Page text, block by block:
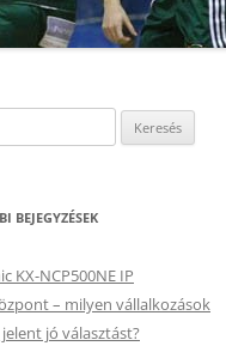
BEJEGYZÉSEK
KX-NCP500NE IP
– milyen vállalkozások
jó választást?